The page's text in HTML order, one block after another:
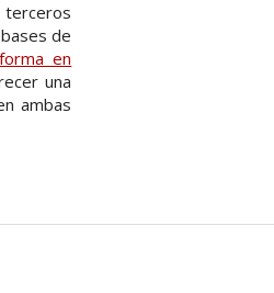
terceros
de
en
una
ambas